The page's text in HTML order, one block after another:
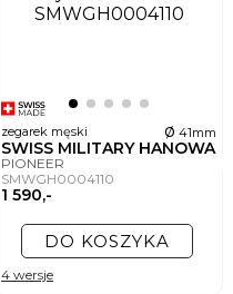
zegarek męski ø 41mm
SWISS MILITARY HANOWA
PIONEER
SMWGH0004110
1 590,-
DO KOSZYKA
4 wersje